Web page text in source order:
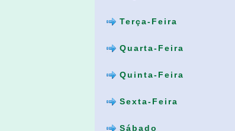
Terça-Feira
Quarta-Feira
Quinta-Feira
Sexta-Feira
Sábado